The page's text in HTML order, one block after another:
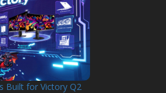
Built for Victory Q2